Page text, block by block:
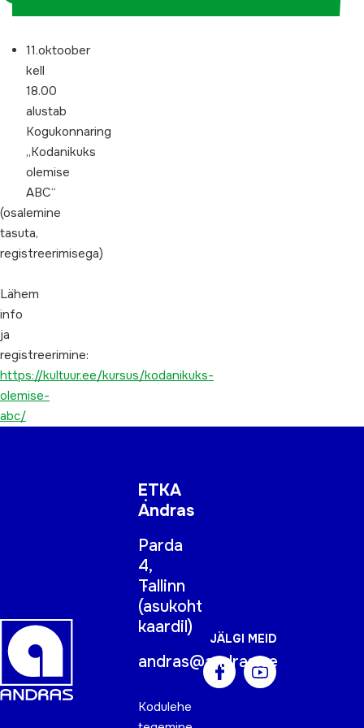
11.oktoober
kell
18.00
alustab
Kogukonnaring
„Kodanikuks
olemise
ABC“
(osalemine
tasuta,
registreerimisega)
Lähem
info
ja
registreerimine:
https://kultuur.ee/kursus/kodanikuks-
olemise-
abc/
ETKA
Andras
Parda
4,
Tallinn
(asukoht
kaardil)
andras@andras.ee
Kodulehe
JÄLGI MEID